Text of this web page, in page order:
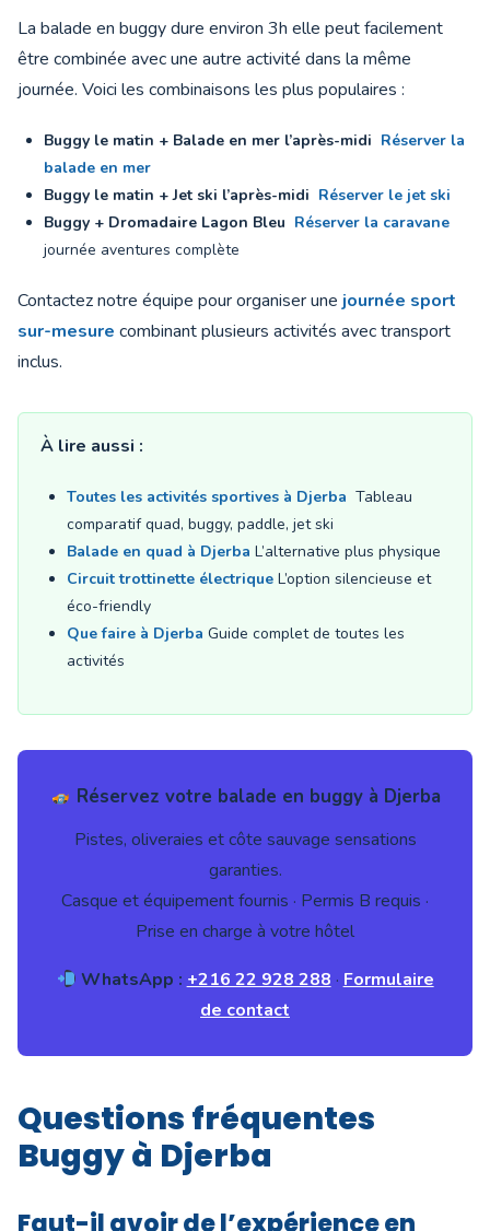
La balade en buggy dure environ 3h elle peut facilement
être combinée avec une autre activité dans la même
journée. Voici les combinaisons les plus populaires :
Buggy le matin + Balade en mer l’après-midi Réserver la
balade en mer
Buggy le matin + Jet ski l’après-midi Réserver le jet ski
Buggy + Dromadaire Lagon Bleu Réserver la caravane
journée aventures complète
Contactez notre équipe pour organiser une journée sport
sur-mesure combinant plusieurs activités avec transport
inclus.
À lire aussi :
Toutes les activités sportives à Djerba Tableau
comparatif quad, buggy, paddle, jet ski
Balade en quad à Djerba L’alternative plus physique
Circuit trottinette électrique L’option silencieuse et
éco-friendly
Que faire à Djerba Guide complet de toutes les
activités
Réservez votre balade en buggy à Djerba
Pistes, oliveraies et côte sauvage sensations
garanties.
Casque et équipement fournis · Permis B requis ·
Prise en charge à votre hôtel
WhatsApp : +216 22 928 288 · Formulaire
de contact
Questions fréquentes
Buggy à Djerba
Faut-il avoir de l’expérience en